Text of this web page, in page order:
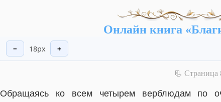
Онлайн книга
− 18px +
📃 Cтраница
Обращаясь ко всем четырем верблюдам по